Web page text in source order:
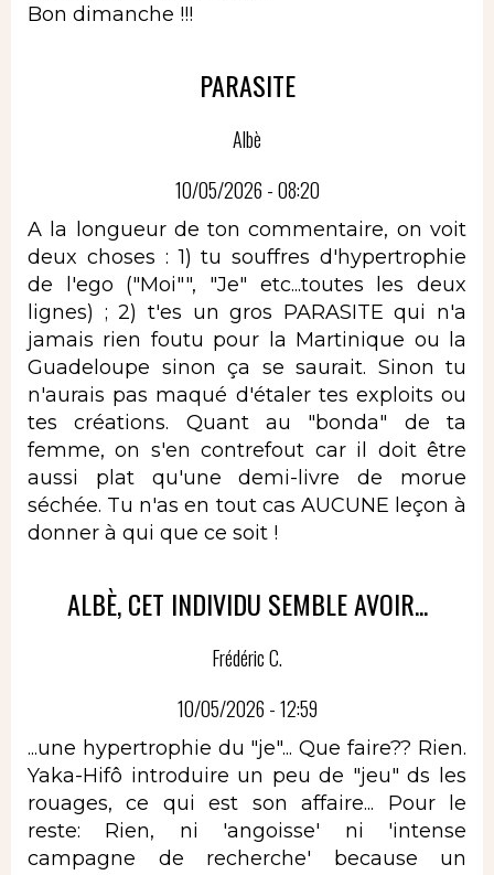
Bon dimanche !!!
PARASITE
Albè
10/05/2026 - 08:20
A la longueur de ton commentaire, on voit
deux choses : 1) tu souffres d'hypertrophie
de l'ego ("Moi"", "Je" etc...toutes les deux
lignes) ; 2) t'es un gros PARASITE qui n'a
jamais rien foutu pour la Martinique ou la
Guadeloupe sinon ça se saurait. Sinon tu
n'aurais pas maqué d'étaler tes exploits ou
tes créations. Quant au "bonda" de ta
femme, on s'en contrefout car il doit être
aussi plat qu'une demi-livre de morue
séchée. Tu n'as en tout cas AUCUNE leçon à
donner à qui que ce soit !
ALBÈ, CET INDIVIDU SEMBLE AVOIR...
Frédéric C.
10/05/2026 - 12:59
...une hypertrophie du "je"... Que faire?? Rien.
Yaka-Hifô introduire un peu de "jeu" ds les
rouages, ce qui est son affaire... Pour le
reste: Rien, ni 'angoisse' ni 'intense
campagne de recherche' because un